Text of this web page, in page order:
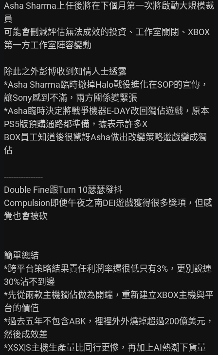
Asha Sharma上任後將在下個月第一次將啟動大規模裁
員
可能會刪減評估無法成效的投資、工作室關閉、XBOX
第一方工作室陣容變動
除此之外彭博收到知情人士透露
*Asha Sharma臨時撤掉Halo戰役進化在SOP的宣傳，
讓Sony感到不滿，兩方關係變緊張
*Asha臨時決定將戰爭機器E-DAY改回獨佔遊戲，原本
PS5版預購通路都準備，據表示許多X
BOX員工知道後很驚訝Asha做出改變策略遊戲變成獨
佔
----------------
Double Fine跟Turn 10瑟瑟發抖
Compulsion即便午夜之南DEI遊戲獲得很多獎項，但感
覺也會被砍
簡單總結
*跨平台策略結果責任利潤率還很低只有3%，更別說連
30%沾不到邊
*先從兩款主機獨佔做為開端，重新建立XBOX主機與平
台的價值
*過去五年不包含ABK，裡裡外外燒掉超過200億美元，
然後成效差
*XSX|S主機生產量比同行更慘，再加上AI熱潮下貨量